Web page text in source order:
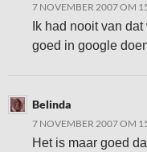
7 NOVEMBER 2007 OM
Ik had nooit van
goed in google
Belinda
7 NOVEMBER 2007 OM
Het is maar goed